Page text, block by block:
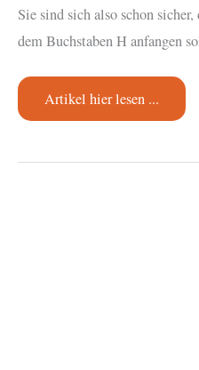
Sie sind sich also schon
dem Buchstaben H anfangen
Katzennamen
mit
Artikel hier lesen ...